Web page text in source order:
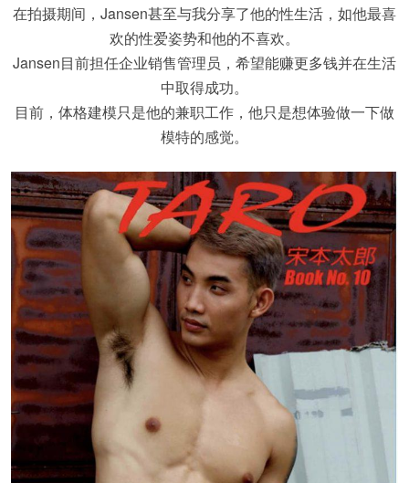
在拍摄期间，Jansen甚至与我分享了他的性生活，如他最喜
欢的性爱姿势和他的不喜欢。
Jansen目前担任企业销售管理员，希望能赚更多钱并在生活
中取得成功。
目前，体格建模只是他的兼职工作，他只是想体验做一下做
模特的感觉。